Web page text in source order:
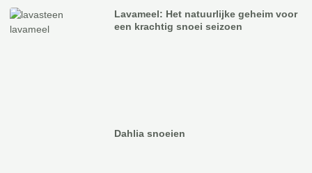
Lavameel: Het natuurlijke geheim voor
een krachtig snoei seizoen
Dahlia snoeien